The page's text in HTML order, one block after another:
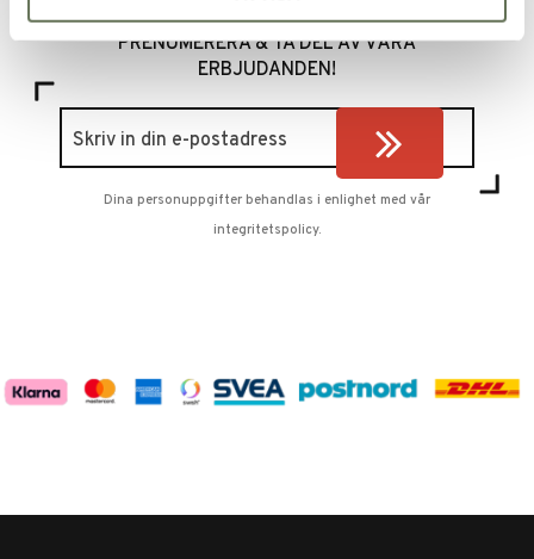
PRENUMERERA & TA DEL AV VÅRA
ERBJUDANDEN!
Dina personuppgifter behandlas i enlighet med vår
integritetspolicy.